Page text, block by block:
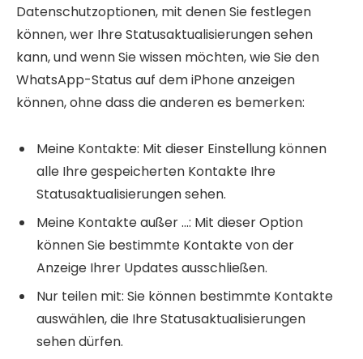
Datenschutzoptionen, mit denen Sie festlegen
können, wer Ihre Statusaktualisierungen sehen
kann, und wenn Sie wissen möchten, wie Sie den
WhatsApp-Status auf dem iPhone anzeigen
können, ohne dass die anderen es bemerken:
Meine Kontakte: Mit dieser Einstellung können
alle Ihre gespeicherten Kontakte Ihre
Statusaktualisierungen sehen.
Meine Kontakte außer …: Mit dieser Option
können Sie bestimmte Kontakte von der
Anzeige Ihrer Updates ausschließen.
Nur teilen mit: Sie können bestimmte Kontakte
auswählen, die Ihre Statusaktualisierungen
sehen dürfen.